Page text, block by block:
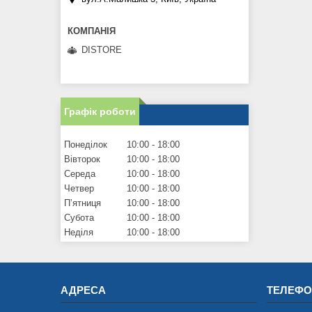
DISTORE
Графік роботи
Понеділок 10:00
18:00
Вівторок
10:00
18:00
Середа
10:00
18:00
Четвер
10:00
18:00
Пʼятниця
10:00
18:00
Субота
10:00
18:00
Неділя
10:00 18:00